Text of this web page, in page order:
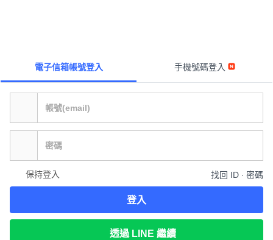
電子信箱帳號登入 手機號碼登入
保持登入 找回 ID ∙ 密碼
登入
透過 LINE 繼續